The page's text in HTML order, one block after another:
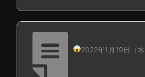
2022年1月19日（